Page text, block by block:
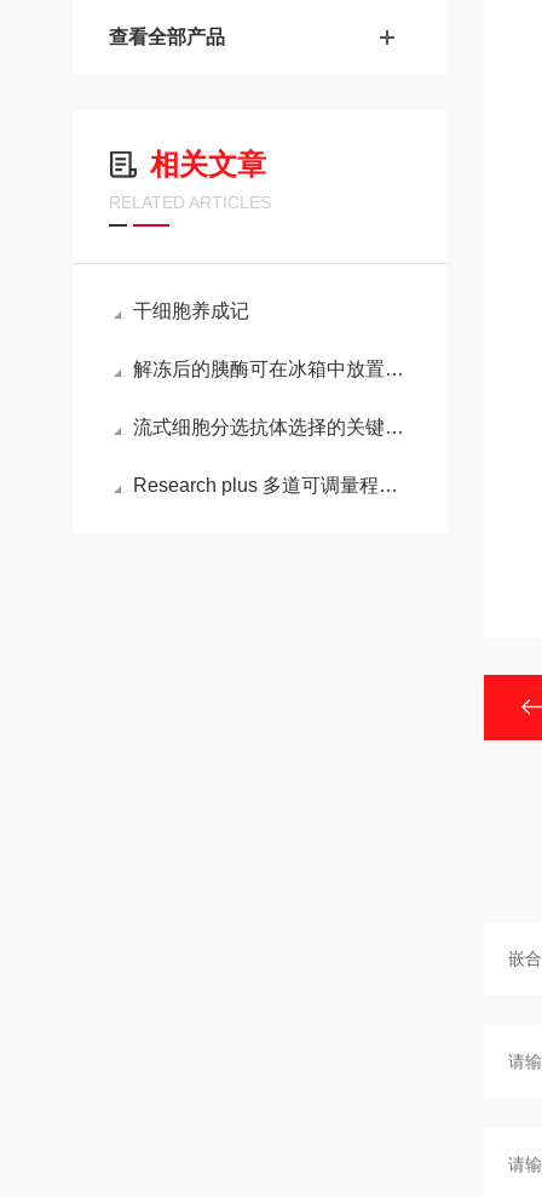
查看全部产品
相关文章
RELATED ARTICLES
干细胞养成记
解冻后的胰酶可在冰箱中放置多长时间？
流式细胞分选抗体选择的关键要点
Research plus 多道可调量程移液器的操作步骤